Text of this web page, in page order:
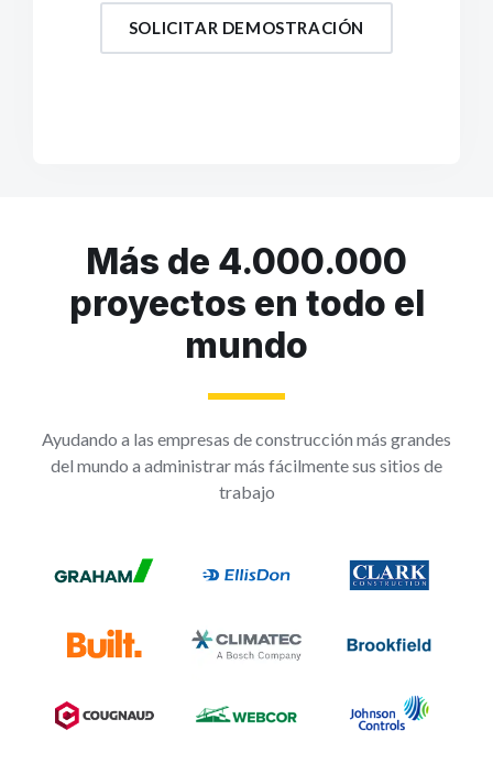
SOLICITAR DEMOSTRACIÓN
Más de 4.000.000
proyectos en todo el
mundo
Ayudando a las empresas de construcción más grandes
del mundo a administrar más fácilmente sus sitios de
trabajo